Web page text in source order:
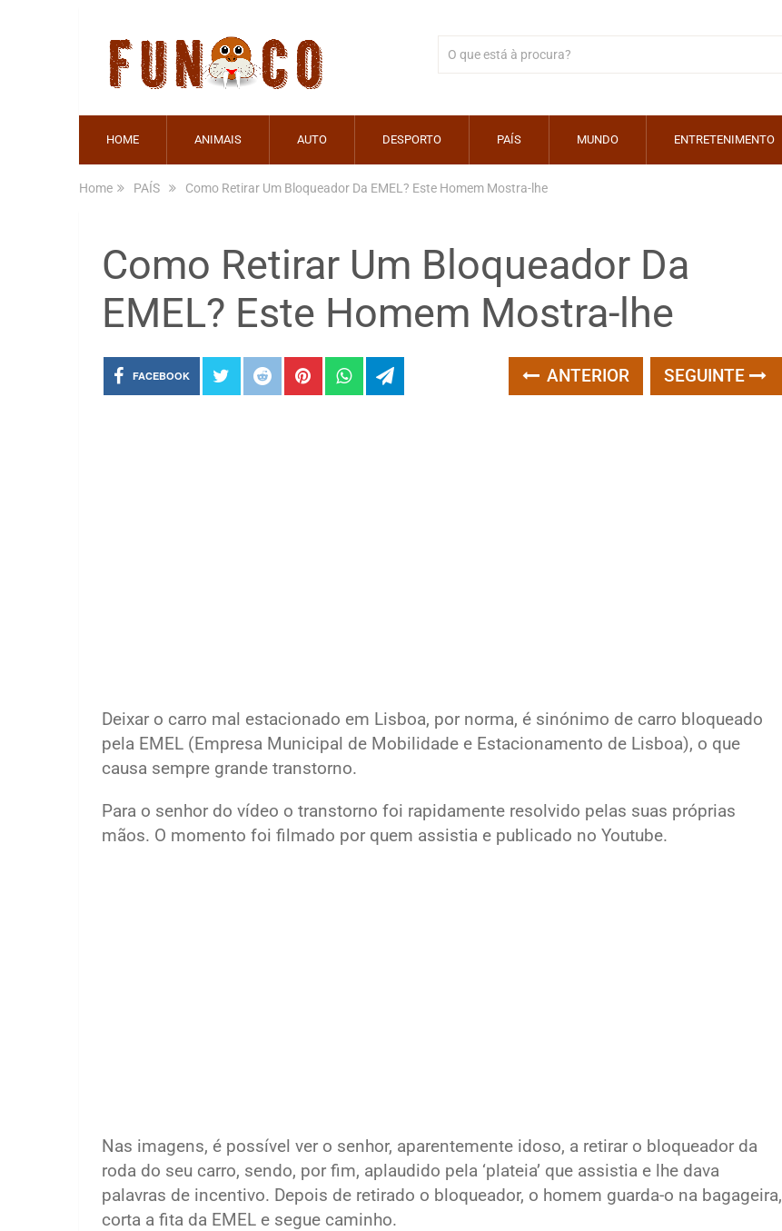
HOME ANIMAIS AUTO DESPORTO PAÍS MUNDO ENTRETENIMENTO
Home PAÍS Como Retirar Um Bloqueador Da EMEL? Este Homem Mostra-lhe
Como Retirar Um Bloqueador Da
EMEL? Este Homem Mostra-lhe
FACEBOOK ANTERIOR SEGUINTE
Deixar o carro mal estacionado em Lisboa, por norma, é sinónimo de carro bloqueado
pela EMEL (Empresa Municipal de Mobilidade e Estacionamento de Lisboa), o que
causa sempre grande transtorno.
Para o senhor do vídeo o transtorno foi rapidamente resolvido pelas suas próprias
mãos. O momento foi filmado por quem assistia e publicado no Youtube.
Nas imagens, é possível ver o senhor, aparentemente idoso, a retirar o bloqueador da
roda do seu carro, sendo, por fim, aplaudido pela ‘plateia’ que assistia e lhe dava
palavras de incentivo. Depois de retirado o bloqueador, o homem guarda-o na bagageira,
corta a fita da EMEL e segue caminho.